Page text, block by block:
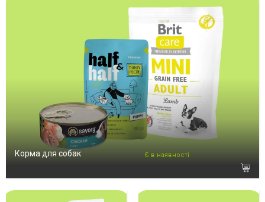
Корма для собак Є в наявності